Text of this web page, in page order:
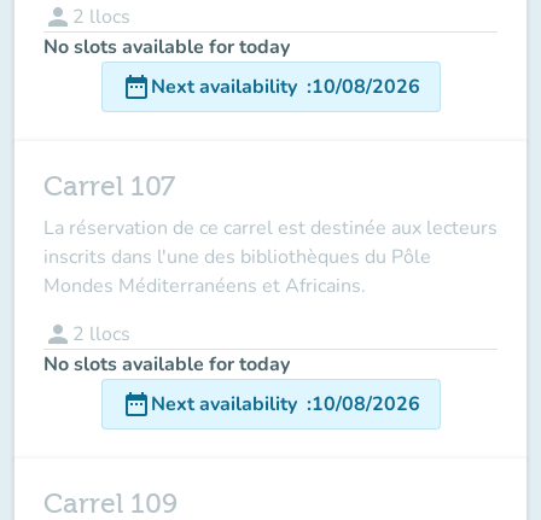
person 2 llocs
No slots available for today
date_rangeNext availability :10/08/2026
Carrel 107
La réservation de ce carrel est destinée aux lecteurs
inscrits dans l'une des bibliothèques du Pôle
Mondes Méditerranéens et Africains.
person 2 llocs
No slots available for today
date_rangeNext availability :10/08/2026
Carrel 109